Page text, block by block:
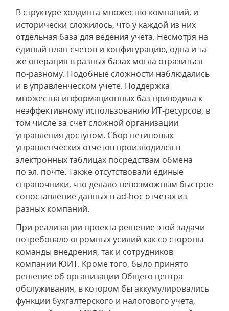
В структуре холдинга множество компаний, и
исторически сложилось, что у каждой из них
отдельная база для ведения учета. Несмотря на
единый план счетов и конфигурацию, одна и та
же операция в разных базах могла отразиться
по‑разному. Подобные сложности наблюдались
и в управленческом учете. Поддержка
множества информационных баз приводила к
неэффективному использованию ИТ‑ресурсов, в
том числе за счет сложной организации
управления доступом. Сбор нетиповых
управленческих отчетов производился в
электронных таблицах посредствам обмена
по эл. почте. Также отсутствовали единые
справочники, что делало невозможным быстрое
сопоставление данных в ad‑hoc отчетах из
разных компаний.
При реализации проекта решение этой задачи
потребовало огромных усилий как со стороны
команды внедрения, так и сотрудников
компании ЮИТ. Кроме того, было принято
решение об организации Общего центра
обслуживания, в котором бы аккумулировались
функции бухгалтерского и налогового учета,